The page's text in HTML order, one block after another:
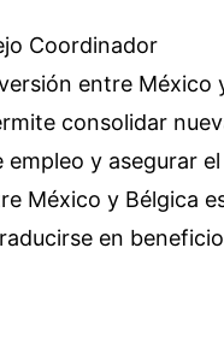
Coordinador
entre México
consolidar
y asegurar el
México y Bélgica
en